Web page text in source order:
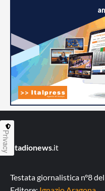
Stadionews.it
Testata giornalistica n°8
Privacy